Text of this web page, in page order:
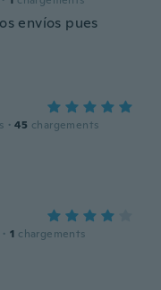
envíos pues
· 45 chargements
· 1 chargements